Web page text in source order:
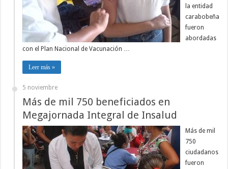
la entidad
carabobeña
fueron
abordadas
con el Plan Nacional de Vacunación …
Leer más »
5 noviembre
Más de mil 750 beneficiados en
Megajornada Integral de Insalud
Más de mil
750
ciudadanos
fueron